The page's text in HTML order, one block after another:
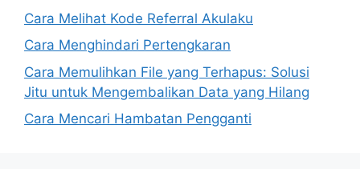
Cara Melihat Kode Referral Akulaku
Cara Menghindari Pertengkaran
Cara Memulihkan File yang Terhapus: Solusi
Jitu untuk Mengembalikan Data yang Hilang
Cara Mencari Hambatan Pengganti